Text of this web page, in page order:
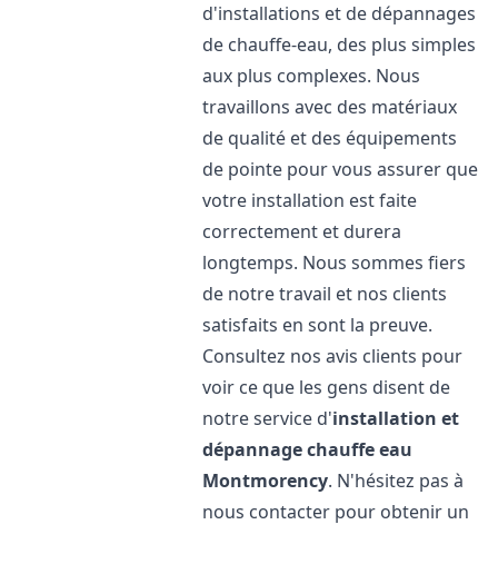
d'installations et de dépannages
de chauffe-eau, des plus simples
aux plus complexes. Nous
travaillons avec des matériaux
de qualité et des équipements
de pointe pour vous assurer que
votre installation est faite
correctement et durera
longtemps. Nous sommes fiers
de notre travail et nos clients
satisfaits en sont la preuve.
Consultez nos avis clients pour
voir ce que les gens disent de
notre service d'installation et
dépannage chauffe eau
Montmorency. N'hésitez pas à
nous contacter pour obtenir un